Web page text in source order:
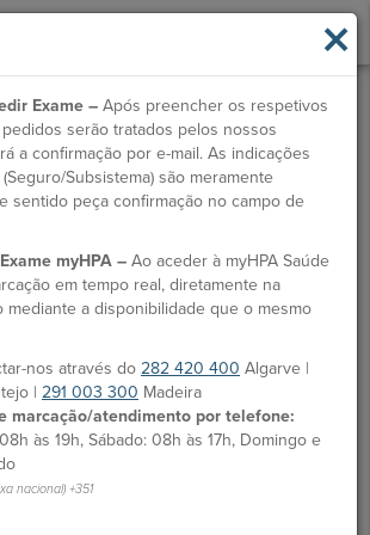
×
Exame – Após preencher os respetivos
serão tratados pelos nossos
a confirmação por e-mail. As indicações
Subsistema) são meramente
sentido peça confirmação no campo de
myHPA – Ao aceder à myHPA Saúde
em tempo real, diretamente na
mediante a disponibilidade que o mesmo
nos através do 282 420 400 Algarve |
| 291 003 300 Madeira
marcação/atendimento por telefone:
às 19h, Sábado: 08h às 17h, Domingo e
nacional) +351